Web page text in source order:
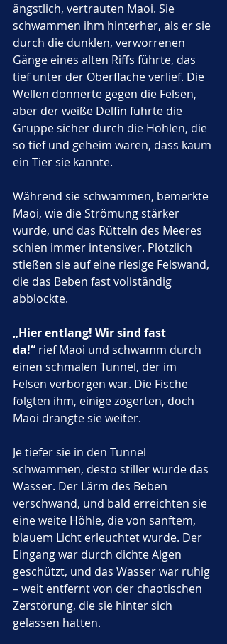
ängstlich, vertrauten Maoi. Sie
schwammen ihm hinterher, als er sie
durch die dunklen, verworrenen
Gänge eines alten Riffs führte, das
tief unter der Oberfläche verlief. Die
Wellen donnerte gegen die Felsen,
aber der weiße Delfin führte die
Gruppe sicher durch die Höhlen, die
so tief und geheim waren, dass kaum
ein Tier sie kannte.
Während sie schwammen, bemerkte
Maoi, wie die Strömung stärker
wurde, und das Rütteln des Meeres
schien immer intensiver. Plötzlich
stießen sie auf eine riesige Felswand,
die das Beben fast vollständig
abblockte.
„Hier entlang! Wir sind fast
da!“ rief Maoi und schwamm durch
einen schmalen Tunnel, der im
Felsen verborgen war. Die Fische
folgten ihm, einige zögerten, doch
Maoi drängte sie weiter.
Je tiefer sie in den Tunnel
schwammen, desto stiller wurde das
Wasser. Der Lärm des Beben
verschwand, und bald erreichten sie
eine weite Höhle, die von sanftem,
blauem Licht erleuchtet wurde. Der
Eingang war durch dichte Algen
geschützt, und das Wasser war ruhig
– weit entfernt von der chaotischen
Zerstörung, die sie hinter sich
gelassen hatten.